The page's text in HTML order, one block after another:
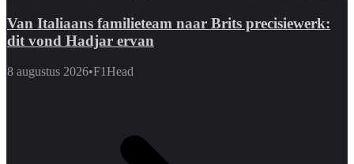
Van Italiaans familieteam naar Brits precisiewerk:
dit vond Hadjar ervan
8 augustus 2026•F1Head